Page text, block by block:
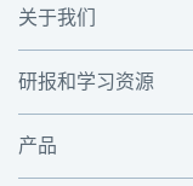
关于我们
研报和学习资源
产品